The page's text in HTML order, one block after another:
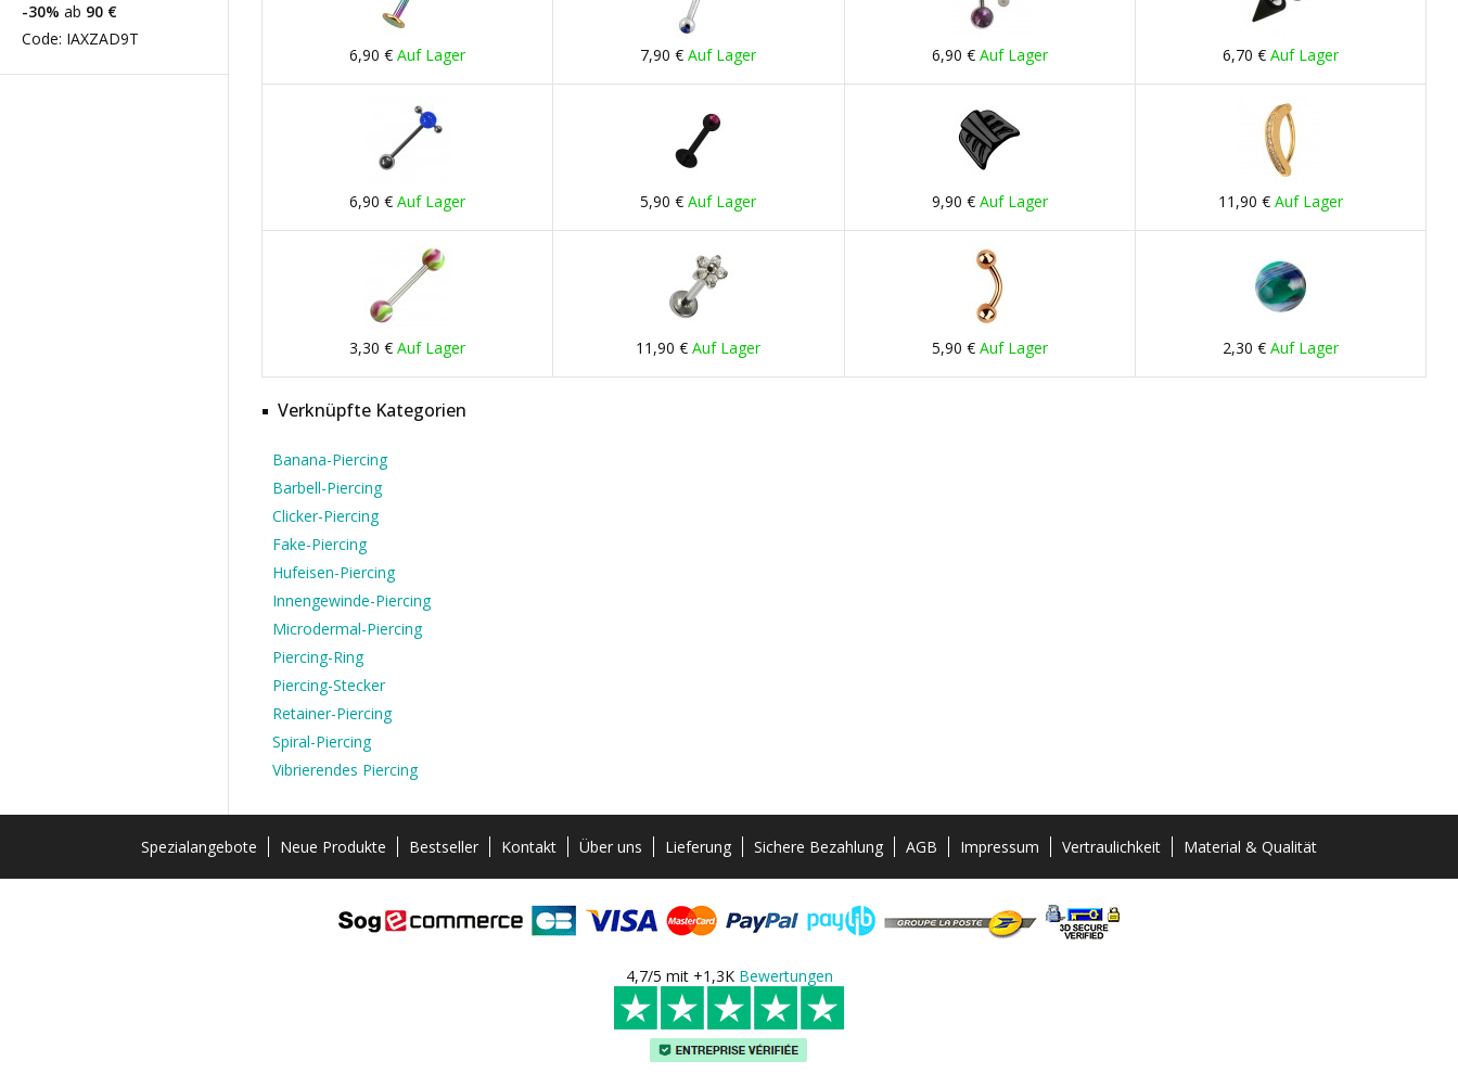
-30% ab 90 €
Code: IAXZAD9T
6,90 €Auf Lager 7,90 €Auf Lager 6,90 € Auf Lager 6,70 € Auf Lager
6,90 €Auf Lager 5,90 €Auf Lager 9,90 € Auf Lager 11,90 € Auf Lager
3,30 €Auf Lager 11,90 €Auf Lager 5,90 € Auf Lager 2,30 € Auf Lager
Verknüpfte Kategorien
Banana-Piercing
Barbell-Piercing
Clicker-Piercing
Fake-Piercing
Hufeisen-Piercing
Innengewinde-Piercing
Microdermal-Piercing
Piercing-Ring
Piercing-Stecker
Retainer-Piercing
Spiral-Piercing
Vibrierendes Piercing
Spezialangebote Neue Produkte Bestseller Kontakt Über uns Lieferung Sichere Bezahlung AGB Impressum Vertraulichkeit Material & Qualität
4,7/5 mit +1,3K Bewertungen